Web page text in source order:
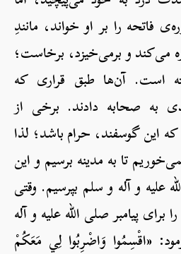
فاتحه را بر او خواند، مانندِ
می‌کند و برمی‌خیزد، برخاست؛
است. آن‌ها طبق قراری که
به صحابه دادند. برخی از
این گوسفند، حرام باشد؛ لذا
تا به مدینه برسیم و این
علیه و آله و سلم بپرسیم. وقتی
برای پیامبر صلی الله علیه و آله
«اقْسِمُوا وَاضْرِبُوا لِي مَعَكُمْ